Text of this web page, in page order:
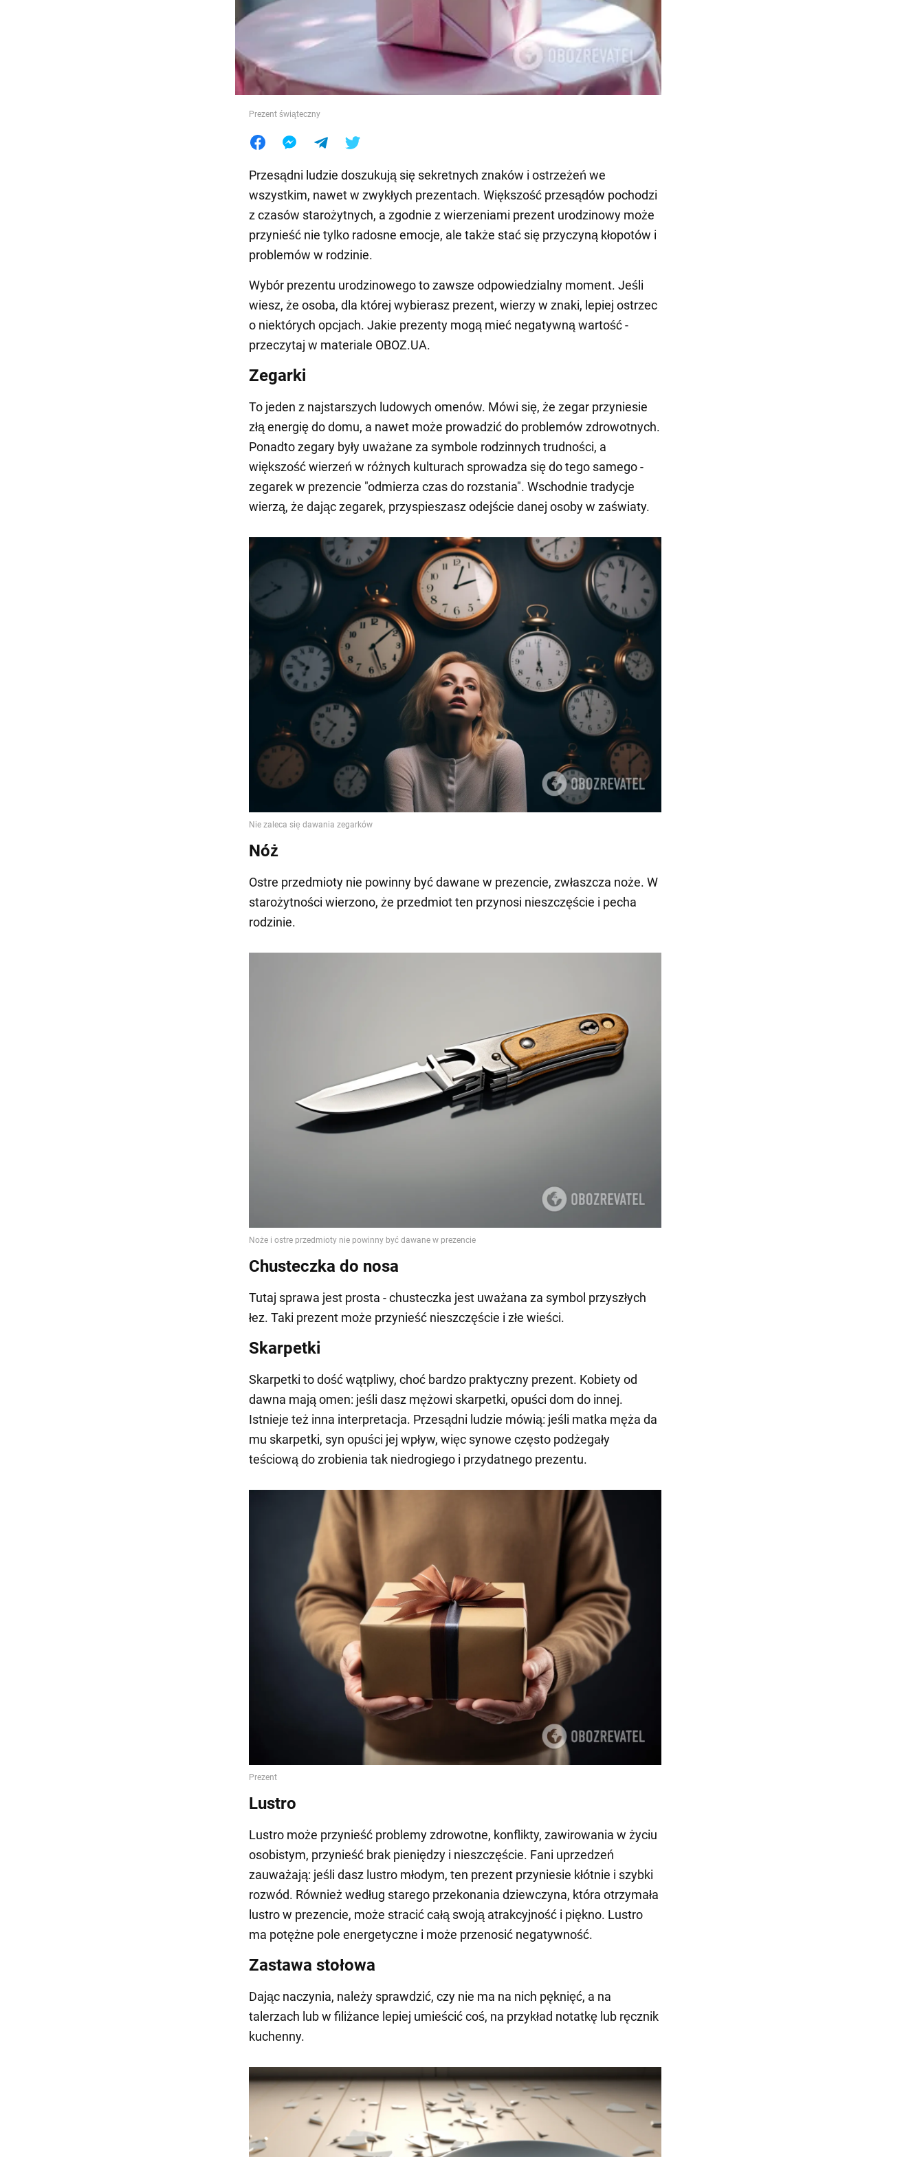
Jedzenie
Prezent świąteczny
Przesądni ludzie doszukują się sekretnych znaków i ostrzeżeń we
wszystkim, nawet w zwykłych prezentach. Większość przesądów pochodzi
z czasów starożytnych, a zgodnie z wierzeniami prezent urodzinowy może
przynieść nie tylko radosne emocje, ale także stać się przyczyną kłopotów i
problemów w rodzinie.
Wybór prezentu urodzinowego to zawsze odpowiedzialny moment. Jeśli
wiesz, że osoba, dla której wybierasz prezent, wierzy w znaki, lepiej ostrzec
o niektórych opcjach. Jakie prezenty mogą mieć negatywną wartość -
przeczytaj w materiale OBOZ.UA.
Zegarki
To jeden z najstarszych ludowych omenów. Mówi się, że zegar przyniesie
złą energię do domu, a nawet może prowadzić do problemów zdrowotnych.
Ponadto zegary były uważane za symbole rodzinnych trudności, a
większość wierzeń w różnych kulturach sprowadza się do tego samego -
zegarek w prezencie "odmierza czas do rozstania". Wschodnie tradycje
wierzą, że dając zegarek, przyspieszasz odejście danej osoby w zaświaty.
Nóż
Ostre przedmioty nie powinny być dawane w prezencie, zwłaszcza noże. W
starożytności wierzono, że przedmiot ten przynosi nieszczęście i pecha
rodzinie.
Chusteczka do nosa
Tutaj sprawa jest prosta - chusteczka jest uważana za symbol przyszłych
łez. Taki prezent może przynieść nieszczęście i złe wieści.
Skarpetki
Skarpetki to dość wątpliwy, choć bardzo praktyczny prezent. Kobiety od
dawna mają omen: jeśli dasz mężowi skarpetki, opuści dom do innej.
Istnieje też inna interpretacja. Przesądni ludzie mówią: jeśli matka męża da
mu skarpetki, syn opuści jej wpływ, więc synowe często podżegały
teściową do zrobienia tak niedrogiego i przydatnego prezentu.
Lustro
Lustro może przynieść problemy zdrowotne, konflikty, zawirowania w życiu
osobistym, przynieść brak pieniędzy i nieszczęście. Fani uprzedzeń
zauważają: jeśli dasz lustro młodym, ten prezent przyniesie kłótnie i szybki
rozwód. Również według starego przekonania dziewczyna, która otrzymała
lustro w prezencie, może stracić całą swoją atrakcyjność i piękno. Lustro
ma potężne pole energetyczne i może przenosić negatywność.
Zastawa stołowa
Dając naczynia, należy sprawdzić, czy nie ma na nich pęknięć, a na
talerzach lub w filiżance lepiej umieścić coś, na przykład notatkę lub ręcznik
kuchenny.